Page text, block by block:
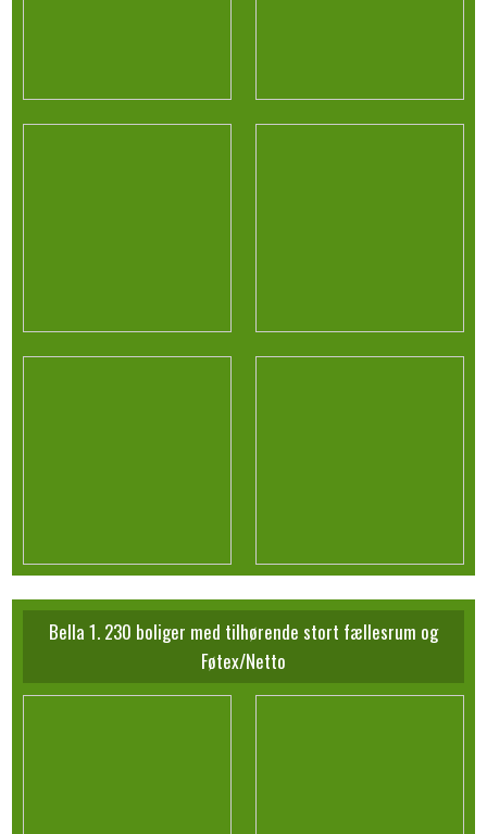
Bella 1. 230 boliger med tilhørende stort fællesrum og
Føtex/Netto